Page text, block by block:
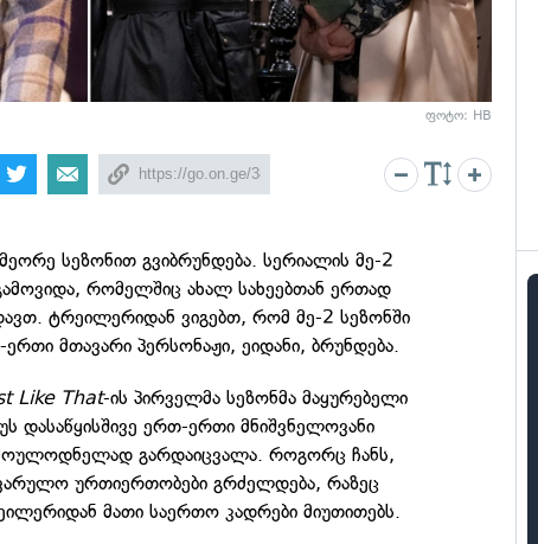
ფოტო: HB
სეზონით გვიბრუნდება. სერიალის მე-2
რომელშიც ახალ სახეებთან ერთად
ტრეილერიდან ვიგებთ, რომ მე-2 სეზონში
მთავარი პერსონაჟი, ეიდანი, ბრუნდება.
Like That-ის პირველმა სეზონმა მაყურებელი
დასაწყისშივე ერთ-ერთი მნიშვნელოვანი
მოულოდნელად გარდაიცვალა. როგორც ჩანს,
ურთიერთობები გრძელდება, რაზეც
მათი საერთო კადრები მიუთითებს.